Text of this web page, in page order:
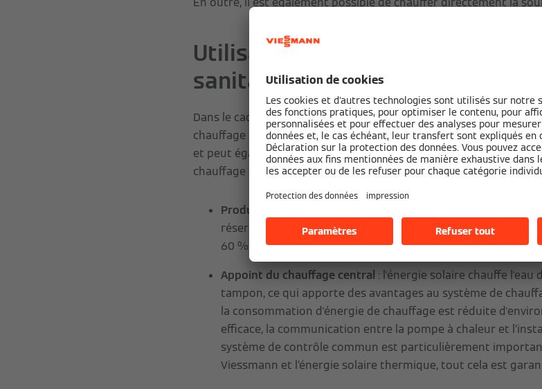
Utilisation de la chaleur solaire
sanitaire ou le chauffage
Dans le cadre de l'intégration, la chaleur solaire est transférée à
chauffage dans un réservoir d'ECS ou un réservoir tampon. La
et peut également être réalisée avec d'autres générateurs de
chauffage au gaz ou à pellets. Les options d'installation suivantes
Production d’eau chaude sanitaire
: la chaleur des capteurs
réservoir d'ECS. Cela réduit la demande d'énergie de
60 % des besoins annuels d'ECS peuvent être couverts de
Appoint du chauffage central : l'énergie solaire chauffe
tampon, ce qui apporte des avantages au système de
la consommation d'énergie de chauffage est réduite
efficace, la communication entre la pompe à chaleur et
système de contrôle commun est particulièrement
Viessmann et l’énergie solaire thermique, tout cela est